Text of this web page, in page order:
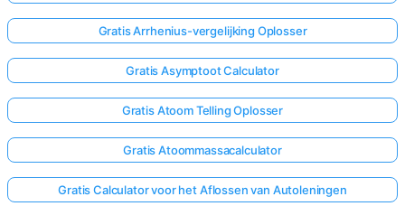
Gratis Arrhenius-vergelijking Oplosser
Gratis Asymptoot Calculator
Gratis Atoom Telling Oplosser
Gratis Atoommassacalculator
Gratis Calculator voor het Aflossen van Autoleningen